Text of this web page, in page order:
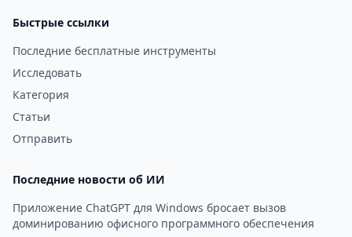
Быстрые ссылки
Последние бесплатные инструменты
Исследовать
Категория
Статьи
Отправить
Последние новости об ИИ
Приложение ChatGPT для Windows бросает вызов
доминированию офисного программного обеспечения